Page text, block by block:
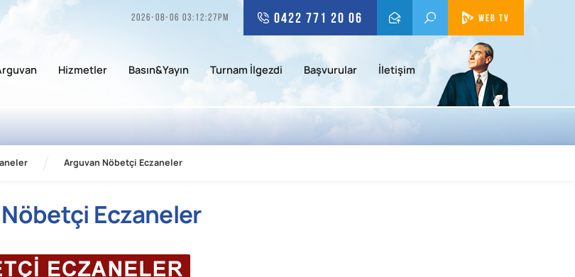
WEB TV
0422 771 20 06
2026-08-06 03:12:27pm
Hizmetler Basın&Yayın Turnam İlgezdi Başvurular İletişim
Arguvan Nöbetçi Eczaneler
Eczaneler